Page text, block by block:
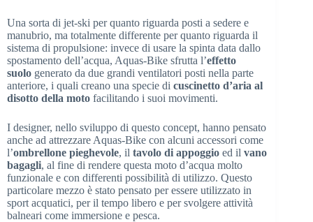
Una sorta di jet-ski per quanto riguarda posti a sedere e
manubrio, ma totalmente differente per quanto riguarda il
sistema di propulsione: invece di usare la spinta data dallo
spostamento dell’acqua, Aquas-Bike sfrutta l’effetto
suolo generato da due grandi ventilatori posti nella parte
anteriore, i quali creano una specie di cuscinetto d’aria al
disotto della moto facilitando i suoi movimenti.
I designer, nello sviluppo di questo concept, hanno pensato
anche ad attrezzare Aquas-Bike con alcuni accessori come
l’ombrellone pieghevole, il tavolo di appoggio ed il vano
bagagli, al fine di rendere questa moto d’acqua molto
funzionale e con differenti possibilità di utilizzo. Questo
particolare mezzo è stato pensato per essere utilizzato in
sport acquatici, per il tempo libero e per svolgere attività
balneari come immersione e pesca.